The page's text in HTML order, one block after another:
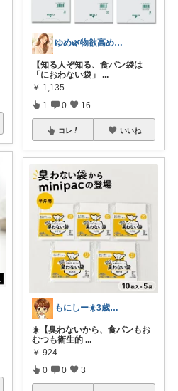
ゆめ🌿物欲高め沼落ちアラフォー
【知る人ぞ知る、食パン袋は
「におわない袋」
...
￥ 1,135
1 0 16
コレ いいね
もにしー☀️3歳娘と0歳息子のパパ🧡
☀️【臭わないから、食パンもお
むつも衛生的 ...
￥ 924
0 0 3